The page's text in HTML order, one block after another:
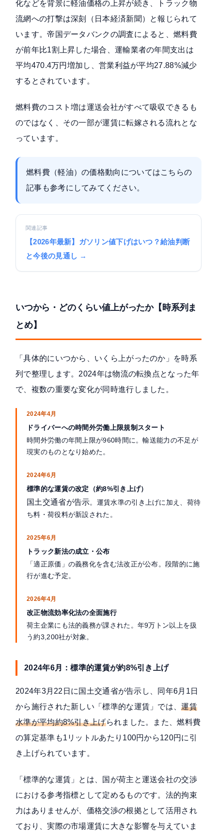
化などを背景に軽油価格の上昇が続き、
トラック物
流網への打撃は深刻（日本経済新聞）
と報じられて
います。帝国データバンクの調査によると、燃料費
が前年比1割上昇した場合、 運輸業者の年間支出は
平均470.4万円増加し、営業利益が平均27.88%減少
する とされています。
燃料費のコスト増は運送会社がすべて吸収できるも
のではなく、その一部が運賃に転嫁される流れとな
っています。
燃料費（軽油）の価格動向についてはこちらの
記事も参考にしてみてください。
関連記事
【2026年最新】ガソリン値下げはいつ？給油判断
と今後の見通し →
いつから・どのくらい値上がったか【時系列ま
とめ】
「具体的にいつから、いくら上がったのか」を時系
列で整理します。2024年は物流の転換点となった年
で、複数の重要な変化が同時進行しました。
2024年4月
ドライバーへの時間外労働上限規制スタート
時間外労働の年間上限が960時間に。輸送能力の不足が
現実のものとなり始めた。
2024年6月
標準的な運賃の改定（約8%引き上げ）
国土交通省が告示。運賃水準の引き上げに加え、荷待
ち料・荷役料が新設された。
2025年6月
トラック新法の成立・公布
「適正原価」の義務化を含む法改正が公布。段階的に施
行が進む予定。
2026年4月
改正物流効率化法の全面施行
荷主企業にも法的義務が課された。年9万トン以上を扱
う約3,200社が対象。
2024年6月：標準的運賃が約8%引き上げ
2024年3月22日に国土交通省が告示し、同年6月1日
から施行された新しい「標準的な運賃」では、運賃
水準が平均約8%引き上げられました。また、燃料費
の算定基準も1リットルあたり100円から120円に引
き上げられています。
「標準的な運賃」とは、国が荷主と運送会社の交渉
における参考指標として定めるものです。法的拘束
力はありませんが、価格交渉の根拠として活用され
ており、実際の市場運賃に大きな影響を与えていま